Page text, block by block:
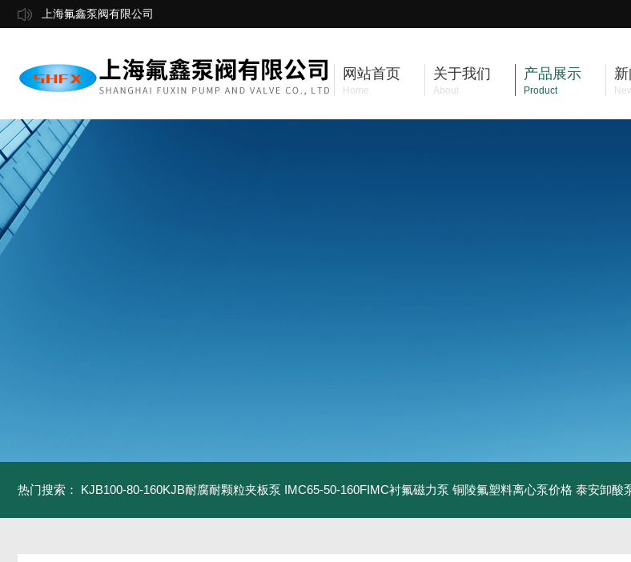
上海氟鑫泵阀有限公司
网站首页
Home
关于我们
About
产品展示
Product
热门搜索： KJB100-80-160KJB耐腐耐颗粒夹板泵 IMC65-50-160FIMC衬氟磁力泵 铜陵氟塑料离心泵价格 泰安卸酸